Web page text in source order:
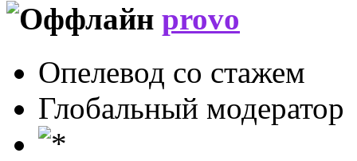
provo
Опелевод со стажем
Глобальный модератор